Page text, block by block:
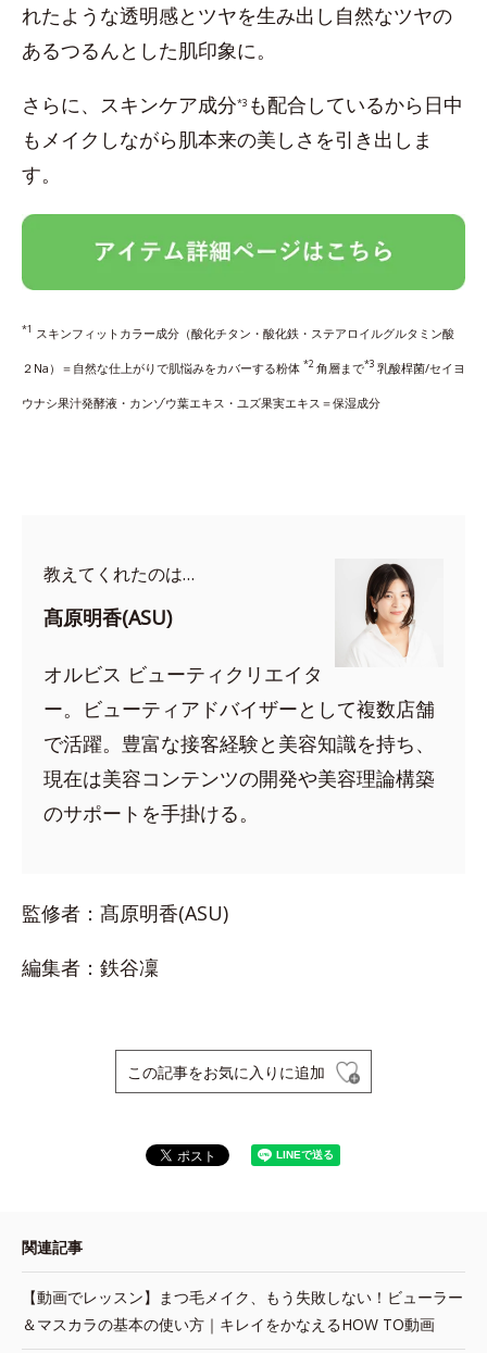
れたような透明感とツヤを生み出し自然なツヤの
あるつるんとした肌印象に。
さらに、スキンケア成分*3 も配合しているから日中
もメイクしながら肌本来の美しさを引き出しま
す。
*1 スキンフィットカラー成分（酸化チタン・酸化鉄・ステアロイルグルタミン酸
２Na）＝自然な仕上がりで肌悩みをカバーする粉体 *2 角層まで*3 乳酸桿菌/セイヨ
ウナシ果汁発酵液・カンゾウ葉エキス・ユズ果実エキス＝保湿成分
教えてくれたのは…
髙原明香(ASU)
オルビス ビューティクリエイタ
ー。ビューティアドバイザーとして複数店舗
で活躍。豊富な接客経験と美容知識を持ち、
現在は美容コンテンツの開発や美容理論構築
のサポートを手掛ける。
監修者：髙原明香(ASU)
編集者：鉄谷凜
この記事をお気に入りに追加
関連記事
【動画でレッスン】まつ毛メイク、もう失敗しない！ビューラー
＆マスカラの基本の使い方｜キレイをかなえるHOW TO動画